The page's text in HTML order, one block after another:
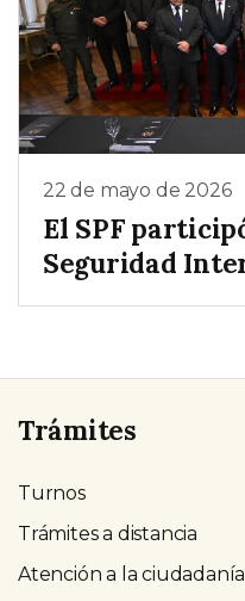
22 de mayo de 2026
El SPF
Seguridad
Trámites
Turnos
Trámites a distancia
Atención a la ciudadanía